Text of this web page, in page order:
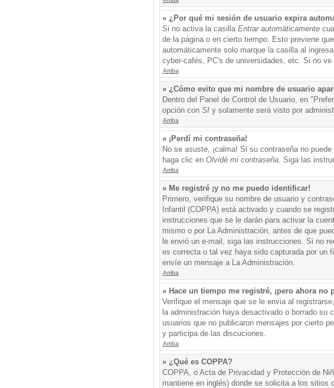
» ¿Por qué mi sesión de usuario expira
Si no activa la casilla Entrar automáticamente
de la página o en cierto tiempo. Esto previene
automáticamente solo marque la casilla al
cyber-cafés, PC's de universidades, etc. Si no
Arriba
» ¿Cómo evito que mi nombre de usuario
Dentro del Panel de Control de Usuario, en
opción con SIy solamente será visto por
Arriba
» ¡Perdí mi contraseña!
No se asuste, ¡calma! Si su contraseña no
haga clic en Olvidé mi contraseña. Siga las
Arriba
» Me registré ¡y no me puedo identificar!
Primero, verifique su nombre de usuario y
Infantil (COPPA) está activado y cuando se
instrucciones que se le darán para activar la
mismo o por La Administración, antes de que
le envió un e-mail, siga las instrucciones. Si no
es correcta o tal vez haya sido capturada por un
envíe un mensaje a La Administración.
Arriba
» Hace un tiempo me registré, ¡pero ahora no
Verifique el mensaje que se le envia al
la administración haya desactivado o borrado su
usuarios que no publicaron mensajes por cierto
y participa de las discuciones.
Arriba
» ¿Qué es COPPA?
COPPA, o Acta de Privacidad y Protección de
mantiene en inglés) donde se solicita a los sitios